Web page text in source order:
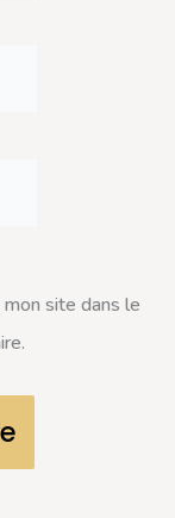
site dans le